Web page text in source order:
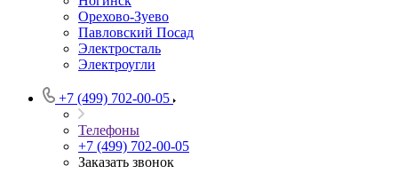
Орехово-Зуево
Павловский Посад
Электросталь
Электроугли
+7 (499) 702-00-05
Телефоны
+7 (499) 702-00-05
Заказать звонок